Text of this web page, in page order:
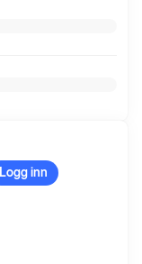
Logg inn